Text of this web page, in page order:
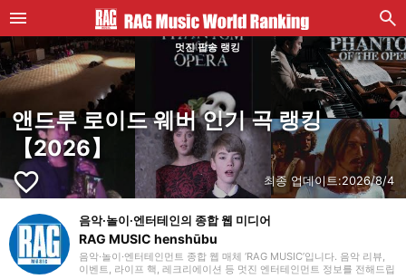
멋진 팝송 랭킹
앤드루 로이드 웨버 인기 곡 랭킹
【2026】
favorite_border 최종 업데이트:2026/8/4
음악·놀이·엔터테인의 종합 웹 미디어
RAG MUSIC henshūbu
음악·놀이·엔터테인먼트 종합 웹 매체 ‘RAG MUSIC’입니다. 음악 리뷰,
이벤트, 라이프 핵, 레크리에이션 등 멋진 엔터테인먼트 정보를 전해드립